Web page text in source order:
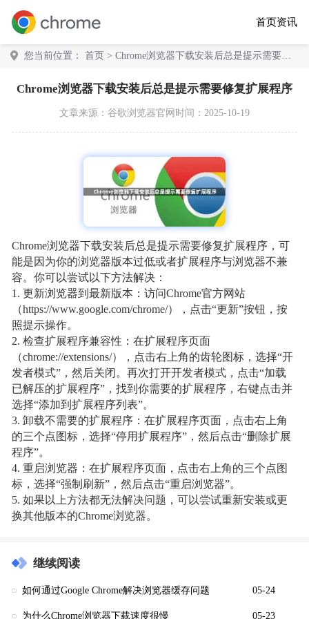
首页资讯
您当前位置： 首页 > Chrome浏览器下载安装后总是提示需要修
Chrome浏览器下载安装后总是提示需要修复扩展程序
文章来源： 谷歌浏览器官网 时间：2025-10-19
Chrome浏览器下载安装后总是提示需要修复扩展程序，可
能是因为你的浏览器版本过低或者扩展程序与浏览器不兼
容。你可以尝试以下方法解决：
1. 更新浏览器到最新版本：访问Chrome官方网站
（https://www.google.com/chrome/），点击“更新”按钮，按
照提示操作。
2. 检查扩展程序兼容性：在扩展程序页面
（chrome://extensions/），点击右上角的齿轮图标，选择“开
发者模式”，然后关闭。再次打开开发者模式，点击“加载
已解压的扩展程序”，找到你需要的扩展程序，右键点击并
选择“添加到扩展程序列表”。
3. 卸载不需要的扩展程序：在扩展程序页面，点击右上角
的三个点图标，选择“停用扩展程序”，然后点击“删除扩展
程序”。
4. 重启浏览器：在扩展程序页面，点击右上角的三个点图
标，选择“强制刷新”，然后点击“重启浏览器”。
5. 如果以上方法都无法解决问题，可以尝试重新安装或更
换其他版本的Chrome浏览器。
继续阅读
如何通过Google Chrome解决浏览器缓存问题 05-24
为什么Chrome浏览器下载速度很慢 05-23